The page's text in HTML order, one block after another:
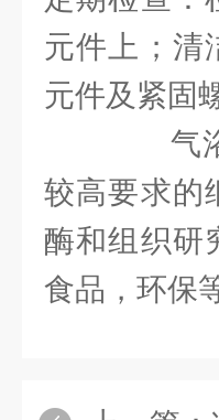
元件上；清
元件及紧固
气浴
较高要求的
酶和组织研
食品，环保